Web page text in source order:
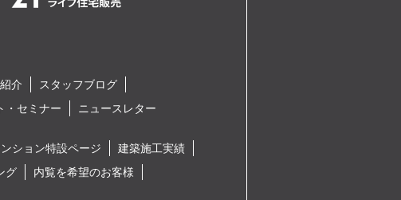
介
スタッフブログ
・セミナー ニュースレター
ション特設ページ
建築施工実績
グ
内覧を希望のお客様